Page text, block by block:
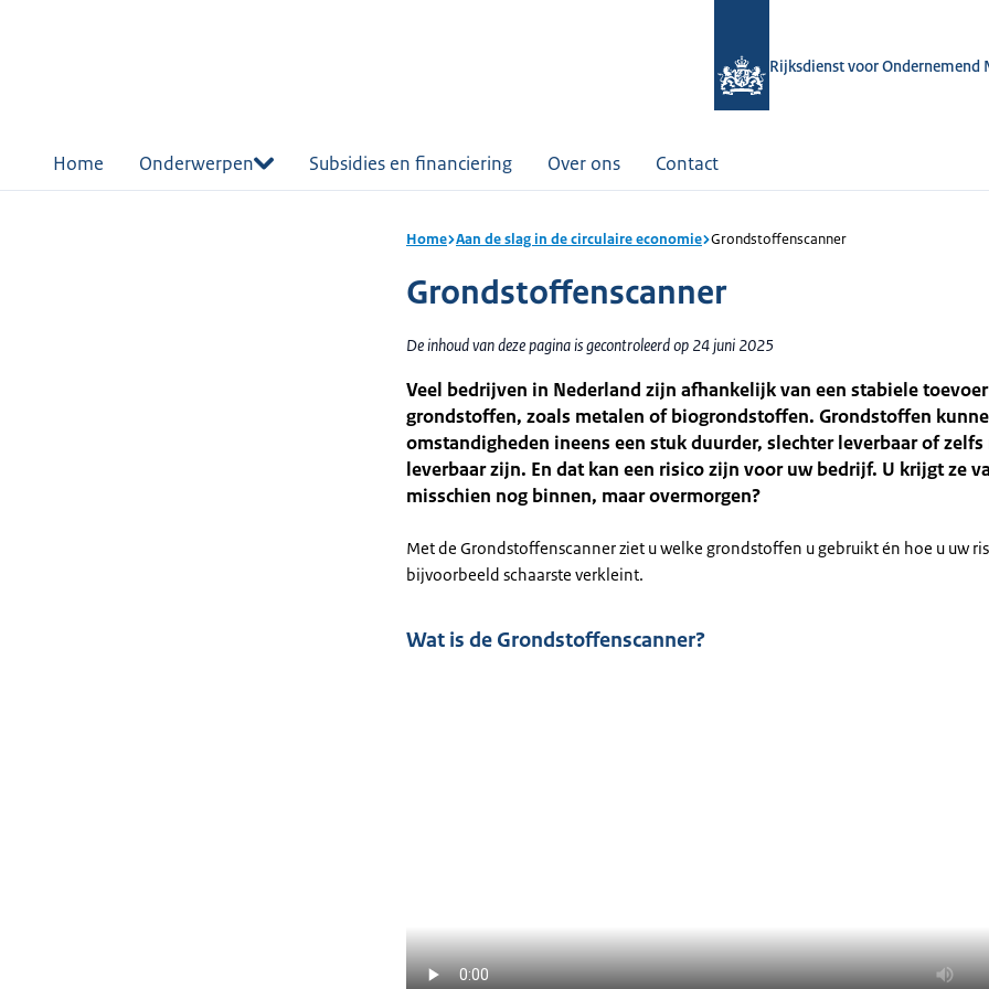
Rijksdienst voor Ondernemend
Home Onderwerpen Subsidies en financiering Over ons Contact
Home Aan de slag in de circulaire economie Grondstoffenscanner
Grondstoffenscanner
De inhoud van deze pagina is gecontroleerd op 24 juni 2025
Veel bedrijven in Nederland zijn afhankelijk van een stabiele
grondstoffen, zoals metalen of biogrondstoffen. Grondstoffen
omstandigheden ineens een stuk duurder, slechter leverbaar of
leverbaar zijn. En dat kan een risico zijn voor uw bedrijf. U krijgt ze
misschien nog binnen, maar overmorgen?
Met de Grondstoffenscanner ziet u welke grondstoffen u gebruikt én hoe u uw
bijvoorbeeld schaarste verkleint.
Wat is de Grondstoffenscanner?